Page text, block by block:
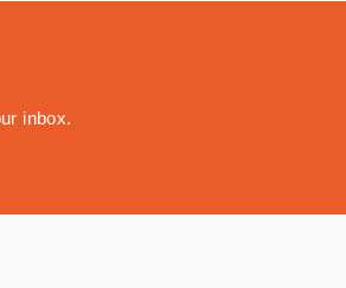
inbox.